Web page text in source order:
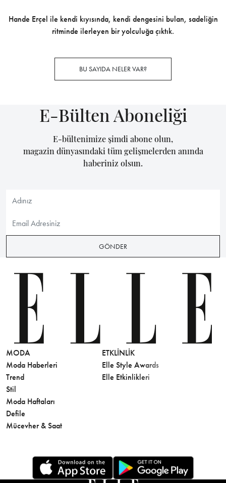
Hande Erçel ile kendi kıyısında, kendi dengesini bulan, sadeliğin
ritminde ilerleyen bir yolculuğa çıktık.
BU SAYIDA NELER VAR?
E-Bülten Aboneliği
E-bültenimize şimdi abone olun,
magazin dünyasındaki tüm gelişmelerden anında
haberiniz olsun.
GÖNDER
MODA
Moda Haberleri
Trend
Stil
Moda Haftaları
Defile
Mücevher & Saat
ETKLINLIK
Elle Style Awards
Elle Etkinlikleri